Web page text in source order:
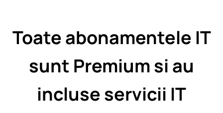
Toate abonamentele IT
sunt Premium si au
incluse servicii IT